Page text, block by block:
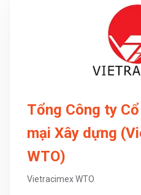
Tổng Công ty
mại Xây dựng
WTO)
Vietracimex WTO